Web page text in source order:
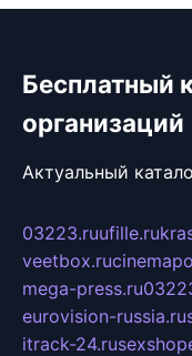
Бесплатный
организаций
Актуальный
03223.ruufille.ru
veetbox.ru
mega-press.ru
eurovision-russia.ru
itrack-24.ru